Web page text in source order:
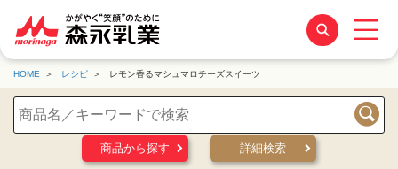
HOME レシピ レモン香るマシュマロチーズスイーツ
検索
商品から探す
詳細検索